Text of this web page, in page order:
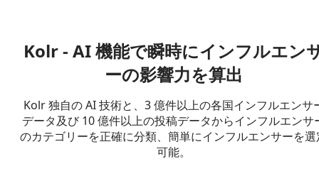
Kolr - AI 機能で瞬時にインフルエン
ーの影響力を算出
Kolr 独自の AI 技術と、3 億件以上の各国インフルエンサ
データ及び 10 億件以上の投稿データからインフルエンサ
のカテゴリーを正確に分類、簡単にインフルエンサーを選
可能。